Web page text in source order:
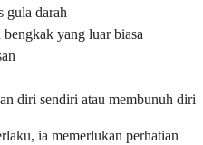
gula darah
bengkak yang luar biasa
diri sendiri atau membunuh diri
ia memerlukan perhatian